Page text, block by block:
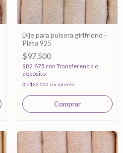
Dije para pulsera girlfriend -
Plata 925
$97.500
$82.875 con Transferencia o
depósito
3 x $32.500 sin interés